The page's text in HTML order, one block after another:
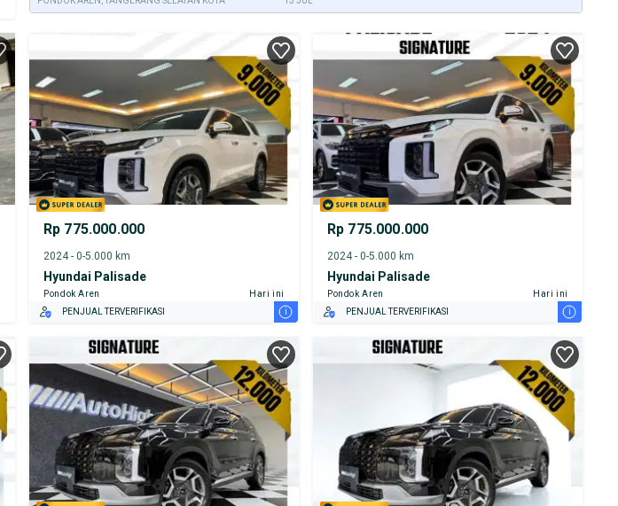
Rp 775.000.000
2024 - 0-5.000 km
Hyundai Palisade
Pondok Aren
Hari ini
PENJUAL TERVERIFIKASI
i
Rp 775.000.000
2024 - 0-5.000 km
Hyundai Palisade
Pondok Aren
Hari ini
PENJUAL TERVERIFIKASI
i